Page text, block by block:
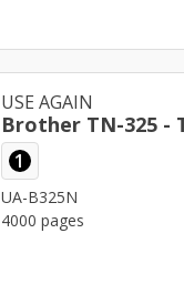
USE AGAIN
1
UA-B325N
4000 pages